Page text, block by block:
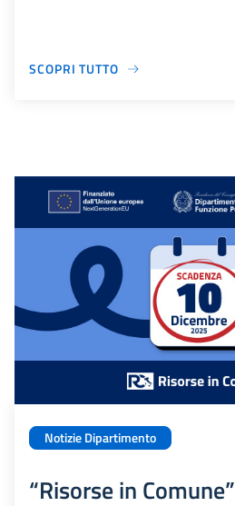
SCOPRI TUTTO
Notizie Dipartimento
“Risorse in Comune”